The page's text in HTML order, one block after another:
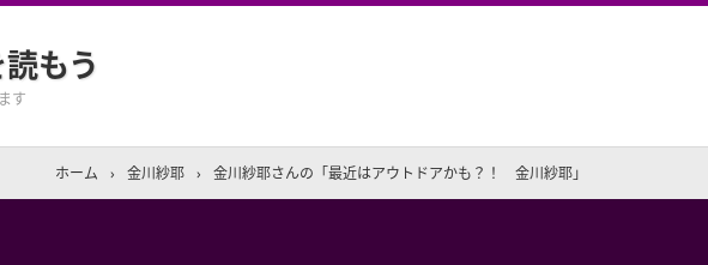
もう
す
ホーム › 金川紗耶 › 金川紗耶さんの「最近はアウトドアかも？！ 金川紗耶」